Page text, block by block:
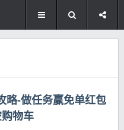
略-做任务赢免单红包
物车